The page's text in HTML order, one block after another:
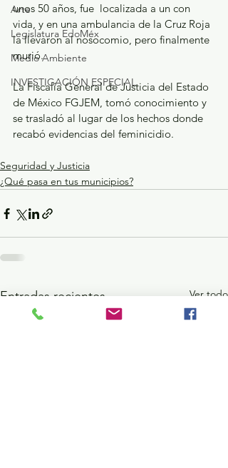
Arte
Legislatura EdoMéx
Medio Ambiente
INVESTIGACIÓN ESPECIAL
unos 50 años, fue  localizada a un con
vida, y en una ambulancia de la Cruz Roja
la llevaron al nosocomio, pero finalmente
murió.
La Fiscalía General de Justicia del Estado
de México FGJEM, tomó conocimiento y
se trasladó al lugar de los hechos donde
recabó evidencias del feminicidio.
Seguridad y Justicia
¿Qué pasa en tus municipios?
Entradas recientes Ver todo